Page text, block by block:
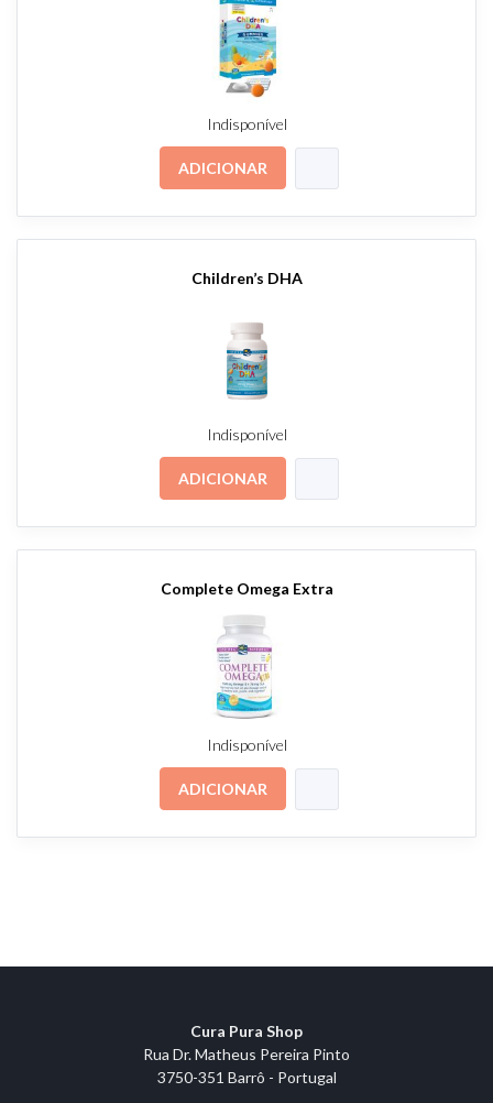
Indisponível
ADICIONAR
Children’s DHA
Indisponível
ADICIONAR
Complete Omega Extra
Indisponível
ADICIONAR
Cura Pura Shop
Rua Dr. Matheus Pereira Pinto
3750-351 Barrô - Portugal